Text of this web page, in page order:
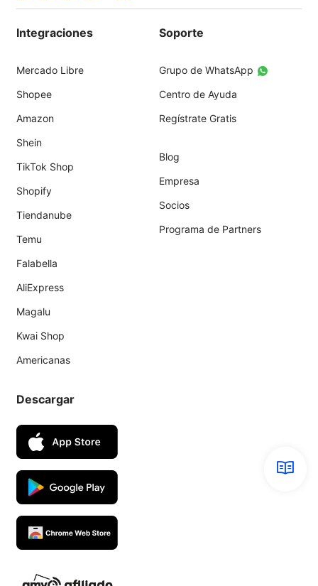
Integraciones
Mercado Libre
Shopee
Amazon
Shein
TikTok Shop
Shopify
Tiendanube
Temu
Falabella
AliExpress
Magalu
Kwai Shop
Americanas
Soporte
Grupo de WhatsApp
Centro de Ayuda
Regístrate Gratis
Blog
Empresa
Socios
Programa de Partners
Descargar